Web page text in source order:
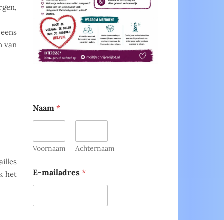
van
het
Naam *
Voornaam Achternaam
E-mailadres *